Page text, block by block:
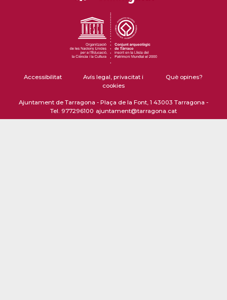
Accessibilitat
Avís legal, privacitat i
cookies
Què opines?
Ajuntament de Tarragona - Plaça de la Font, 1 43003 Tarragona -
Tel. 977296100 ajuntament@tarragona.cat